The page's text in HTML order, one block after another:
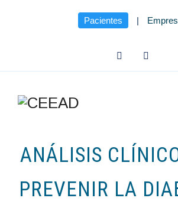
Pacientes |
ANÁLISIS
PREVENIR LA